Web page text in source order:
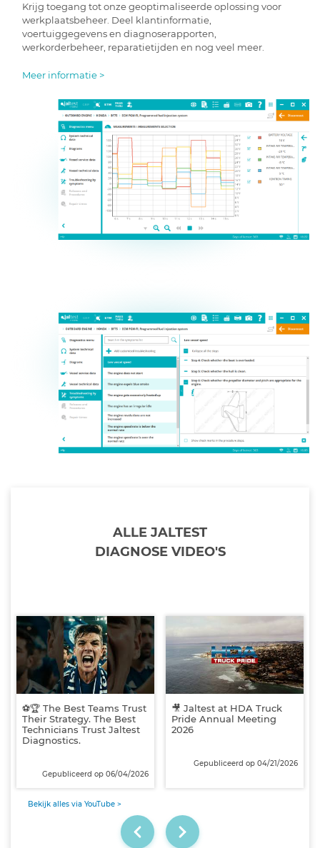
Krijg toegang tot onze geoptimaliseerde oplossing voor
werkplaatsbeheer. Deel klantinformatie,
voertuiggegevens en diagnoserapporten,
werkorderbeheer, reparatietijden en nog veel meer.
Meer informatie >
ALLE JALTEST
DIAGNOSE VIDEO'S
⚽🏆 The Best Teams Trust
Their Strategy. The Best
Technicians Trust Jaltest
Diagnostics.
Gepubliceerd op 06/04/2026
🎥 Jaltest at HDA Truck
Pride Annual Meeting
2026
Gepubliceerd op 04/21/2026
Bekijk alles via YouTube >